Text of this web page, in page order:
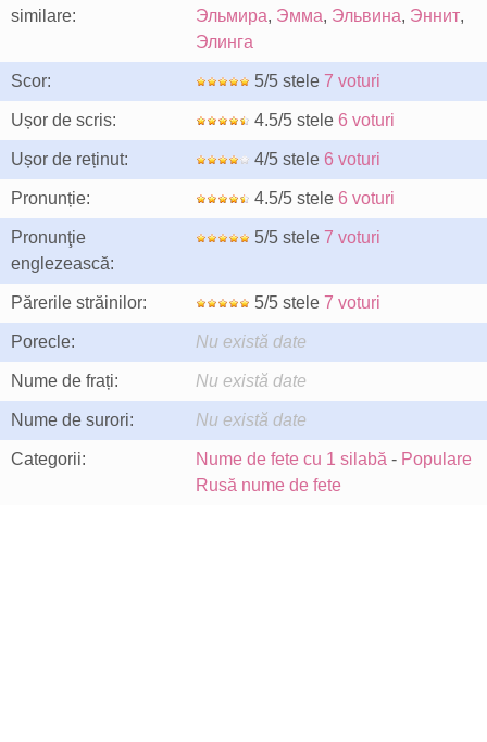
similare:
Эльмира, Эмма, Эльвина, Эннит,
Элинга
Scor: 5/5 stele 7 voturi
Ușor de scris: 4.5/5 stele 6 voturi
Ușor de reținut: 4/5 stele 6 voturi
Pronunție: 4.5/5 stele 6 voturi
Pronunţie
englezească:
5/5 stele 7 voturi
Părerile străinilor: 5/5 stele 7 voturi
Porecle: Nu există date
Nume de frați: Nu există date
Nume de surori: Nu există date
Categorii: Nume de fete cu 1 silabă - Populare
Rusă nume de fete